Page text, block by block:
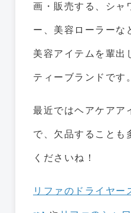
画・販売する、シャ
ー、美容ローラーな
美容アイテムを輩出
ティーブランドです。
最近ではヘアケアア
で、欠品することも
くださいね！
リファのドライヤー